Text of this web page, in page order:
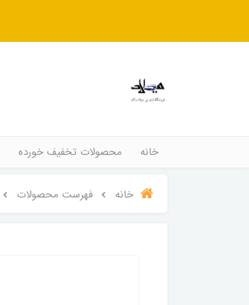
خانه محصولات تخفیف خورده
خانه فهرست محصولات